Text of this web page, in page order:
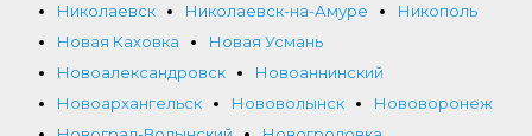
Николаевск
Николаевск-на-Амуре
Никополь
Новая Каховка
Новая Усмань
Новоалександровск
Новоаннинский
Новоархангельск
Нововолынск
Нововоронеж